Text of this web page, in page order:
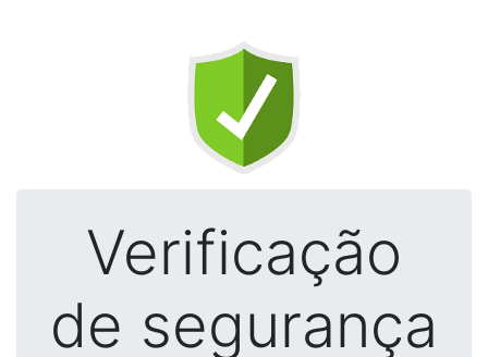
Verificação
de segurança